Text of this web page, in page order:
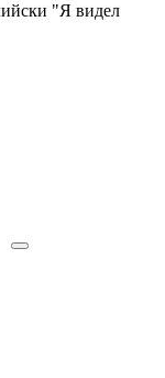
"Я видел